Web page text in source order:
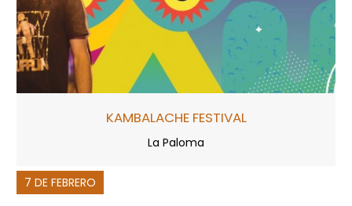
KAMBALACHE FESTIVAL
La Paloma
7 DE FEBRERO